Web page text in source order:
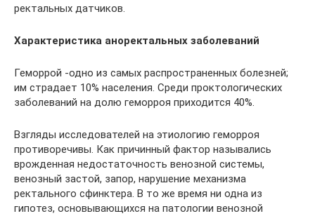
ректальных датчиков.
Характеристика аноректальных заболеваний
Геморрой -одно из самых распространенных болезней;
им страдает 10% населения. Среди проктологических
заболеваний на долю геморроя приходится 40%.
Взгляды исследователей на этиологию геморроя
противоречивы. Как причинный фактор назывались
врожденная недостаточность венозной системы,
венозный застой, запор, нарушение механизма
ректального сфинктера. В то же время ни одна из
гипотез, основывающихся на патологии венозной